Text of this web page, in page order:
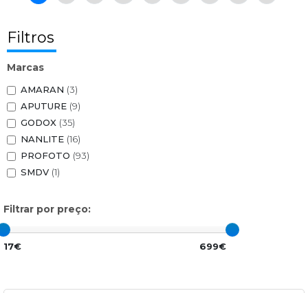
Filtros
Marcas
AMARAN (3)
APUTURE (9)
GODOX (35)
NANLITE (16)
PROFOTO (93)
SMDV (1)
Filtrar por preço:
17€ 699€